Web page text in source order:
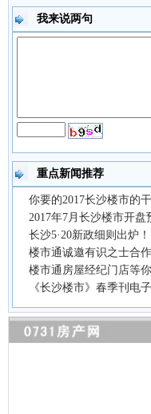
我来说两句
重点新闻推荐
你要的2017长沙楼市的
2017年7月长沙楼市开盘
长沙5·20新政细则出炉！
楼市通诚邀有识之士合
楼市通房屋经纪门店等
《长沙楼市》春季刊电